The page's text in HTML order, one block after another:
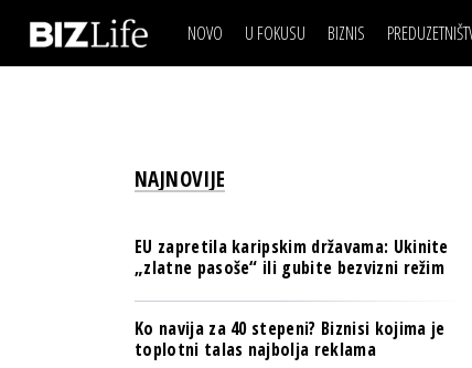
NOVO U FOKUSU BIZNIS
BANKE
OSIGURANJE
TECH I AI
IZJAVA DANABIZNIS SCENA
BREND I
OSIGURANJE
TECH I AI
PULS REGIONA
NAJNOVIJE
EU zapretila karipskim državama: Ukinite
„zlatne pasoše“ ili gubite bezvizni režim
Ko navija za 40 stepeni? Biznisi kojima je
toplotni talas najbolja reklama